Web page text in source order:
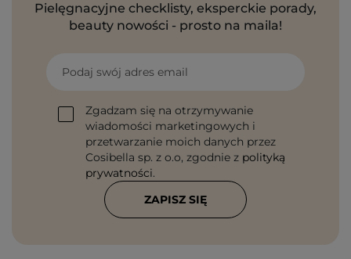
Pielęgnacyjne checklisty, eksperckie porady,
beauty nowości - prosto na maila!
Podaj swój adres email
Zgadzam się na otrzymywanie
wiadomości marketingowych i
przetwarzanie moich danych przez
Cosibella sp. z o.o, zgodnie z polityką
prywatności.
ZAPISZ SIĘ